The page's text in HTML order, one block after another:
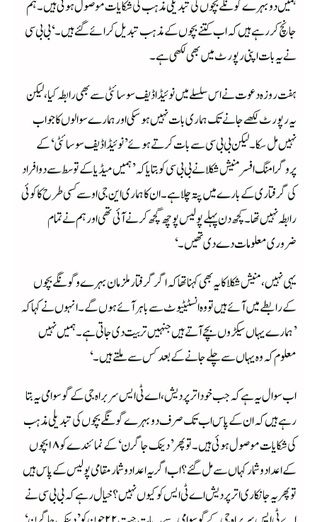
ہمیں دو بہرے گونگے بچوں کی تبدیلی مذہب کی شکایات موصول ہوئی ہیں۔ ہم
جانچ کر رہے ہیں کہ اب کتنے بچوں کے مذہب تبدیل کرائے گئے ہیں۔‘ بی بی سی
نے یہ بات اپنی رپورٹ میں بھی لکھی ہے۔
ہفت روزہ دعوت نے اس سلسلے میں نوئیڈا ڈیف سوسائٹی سے بھی رابطہ کیا، لیکن
یہ رپورٹ لکھے جانے تک ہماری بات نہیں ہو سکی اور ہمارے سوالوں کا جواب
نہیں مل سکا۔ لیکن بی بی سی سے بات کرتے ہوئے ’نوئیڈا ڈیف سوسائٹی‘ کے
پروگرامنگ افسر منیش شکلا نے بی بی سی کو بتایا کہ ’ہمیں میڈیا کے توسط سے دو افراد
کی گرفتاری کے بارے میں پتہ چلا ہے۔ ان کا ہماری این جی او سے کسی طرح کا کوئی
رابطہ نہیں تھا۔ کچھ دن پہلے پولیس پوچھ گچھ کرنے آئی تھی اور ہم نے تمام
ضروری معلومات دے دی تھیں۔‘
یہی نہیں، منیش شکلا کا یہ بھی کہنا تھا کہ اگر گرفتار ملزمان بہرے وگونگے بچوں
کے رابطے میں آئے ہیں تو وہ انسٹیٹیوٹ سے باہر آئے ہوں گے۔ انہوں نے کہا کہ
’ہمارے یہاں سیکڑوں بچے آتے ہیں جنہیں تربیت دی جاتی ہے۔ ہمیں نہیں
معلوم کہ وہ یہاں سے چلے جانے کے بعد کس سے ملتے ہیں۔‘
اب سوال یہ ہے کہ جب خود اتر پردیش، اے ٹی ایس سربراہ جی کے گوسوامی یہ بتا
رہے ہیں کہ ان کے پاس اب تک صرف دو بہرے گونگے بچوں کی تبدیلی مذہب
کی شکایات موصول ہوئی ہیں۔ تو پھر ’دینک جاگرن‘ کے نمائندے کو ۱۸ بچوں
کے اعداد وشمار کہاں سے مل گئے؟ اب اگر یہ اعداد وشمار مقامی پولیس کے پاس ہیں
تو پھر یہ جانکاری اتر پردیش اے ٹی ایس کو کیوں نہیں؟ خیال رہے کہ بی بی سی نے